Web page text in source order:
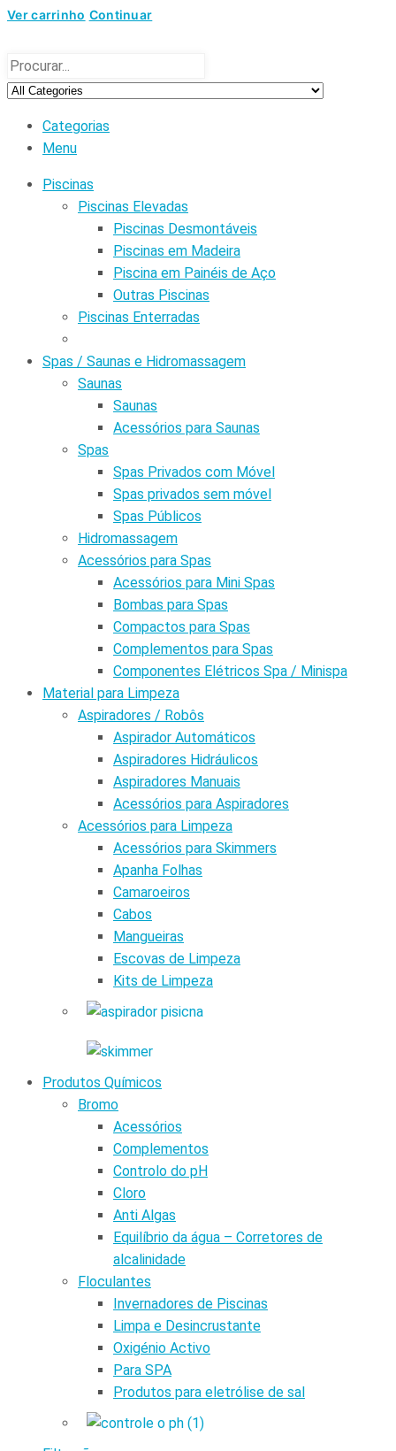
Ver carrinho Continuar
Categorias
Menu
Piscinas
Piscinas Elevadas
Piscinas Desmontáveis
Piscinas em Madeira
Piscina em Painéis de Aço
Outras Piscinas
Piscinas Enterradas
Spas / Saunas e Hidromassagem
Saunas
Saunas
Acessórios para Saunas
Spas
Spas Privados com Móvel
Spas privados sem móvel
Spas Públicos
Hidromassagem
Acessórios para Spas
Acessórios para Mini Spas
Bombas para Spas
Compactos para Spas
Complementos para Spas
Componentes Elétricos Spa / Minispa
Material para Limpeza
Aspiradores / Robôs
Aspirador Automáticos
Aspiradores Hidráulicos
Aspiradores Manuais
Acessórios para Aspiradores
Acessórios para Limpeza
Acessórios para Skimmers
Apanha Folhas
Camaroeiros
Cabos
Mangueiras
Escovas de Limpeza
Kits de Limpeza
Produtos Químicos
Bromo
Acessórios
Complementos
Controlo do pH
Cloro
Anti Algas
Equilíbrio da água – Corretores de
alcalinidade
Floculantes
Invernadores de Piscinas
Limpa e Desincrustante
Oxigénio Activo
Para SPA
Produtos para eletrólise de sal